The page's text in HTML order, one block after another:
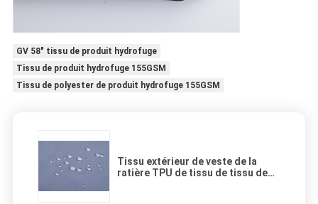
GV 58" tissu de produit hydrofuge
Tissu de produit hydrofuge 155GSM
Tissu de polyester de produit hydrofuge 155GSM
Tissu extérieur de veste de la
ratière TPU de tissu de tissu de